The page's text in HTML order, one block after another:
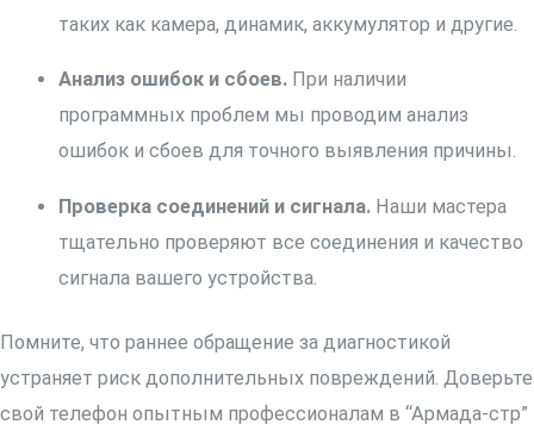
таких как камера, динамик, аккумулятор и другие.
Анализ ошибок и сбоев. При наличии
программных проблем мы проводим анализ
ошибок и сбоев для точного выявления причины.
Проверка соединений и сигнала. Наши мастера
тщательно проверяют все соединения и качество
сигнала вашего устройства.
Помните, что раннее обращение за диагностикой
устраняет риск дополнительных повреждений. Доверьте
свой телефон опытным профессионалам в “Армада-стр”